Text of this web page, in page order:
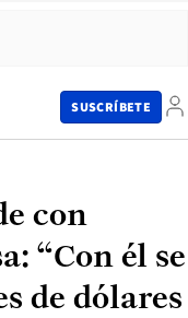
SUSCRÍBETE
con
“Con él se
de dólares